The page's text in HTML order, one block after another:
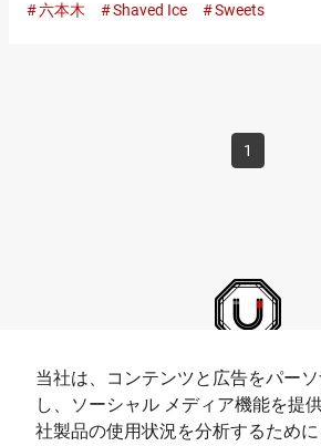
当社は、コンテンツと広告をパー
し、ソーシャル メディア機能を提
社製品の使用状況を分析するために
は、もはや真夏に涼を取るためだけの食べ…
六本木 Shaved Ice Sweets
1